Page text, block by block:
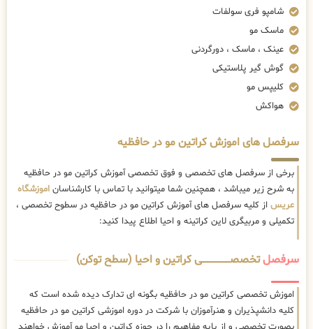
شامپو فری سولفات
ماسک مو
عینک ، ماسک ، دورگردنی
گوش گیر پلاستیکی
کلیپس مو
هواکش
سرفصل های اموزش کراتین مو در حافظیه
برخی از سرفصل های تخصصی و فوق تخصصی آموزش کراتین مو در حافظیه
به شرح زیر میباشد ، همچنین شما میتوانید با تماس با کارشناسان اموزشگاه
عریس از کلیه سرفصل های آموزش کراتین مو در حافظیه در سطوح تخصصی ،
تکمیلی و مربیگری لاین کراتینه و احیا اطلاع پیدا کنید:
سرفصلتخصصــــــــــــــــــــی کراتین و احیا (سطح توکن)
اموزش تخصصی کراتین مو در حافظیه بگونه ای تدارک دیده شده است که
کلیه دانشپذیران و هنرآموزان با شرکت در دوره اموزشی کراتین مو در حافظیه